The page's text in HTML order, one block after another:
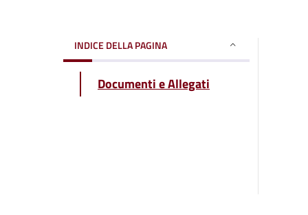
INDICE DELLA PAGINA
Documenti e Allegati